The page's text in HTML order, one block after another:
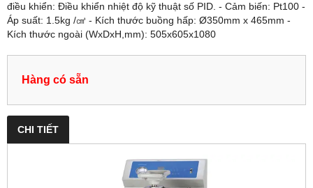
điều khiển: Điều khiển nhiệt độ kỹ thuật số PID. - Cảm biến: Pt100 -
Áp suất: 1.5kg /㎤ - Kích thước buồng hấp: Ø350mm x 465mm -
Kích thước ngoài (WxDxH,mm): 505x605x1080
Hàng có sẵn
CHI TIẾT